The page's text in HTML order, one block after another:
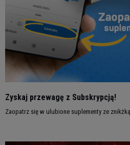
Zyskaj przewagę z Subskrypcją!
Zaopatrz się w ulubione suplementy ze